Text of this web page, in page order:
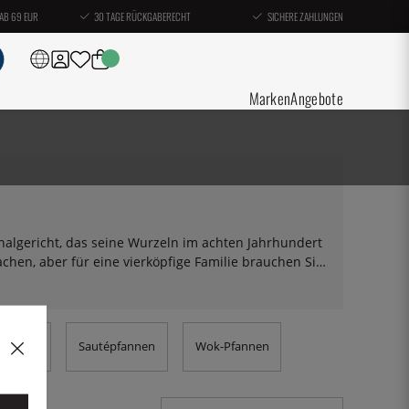
69 EUR 30 TAGE RÜCKGABERECHT SICHERE ZAHLUNGEN
MarkenAngebote
das seine Wurzeln im achten Jahrhundert
aber für eine vierköpfige Familie brauchen Sie
Sie meistens Paella-Pfannen. Neben ihrer Größe
Münder füllen können.
Sautépfannen Wok-Pfannen